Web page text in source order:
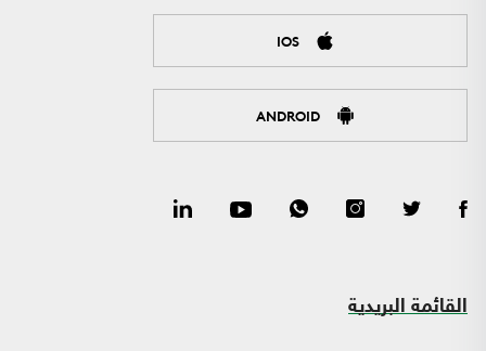
IOS
ANDROID
القائمة البريدية